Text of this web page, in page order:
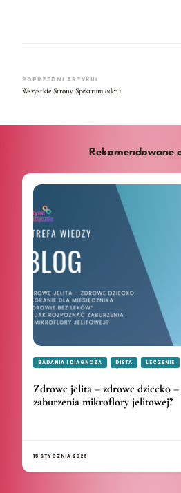
POPRZEDNI ARTYKUŁ
Wszystkie Strony Spektrum odc: 1
Rekomendowane
BADANIA I DIAGNOZA DIETA LECZENIE
Zdrowe jelita – zdrowe dziecko –
zaburzenia mikroflory jelitowej?
15 STYCZNIA 2026